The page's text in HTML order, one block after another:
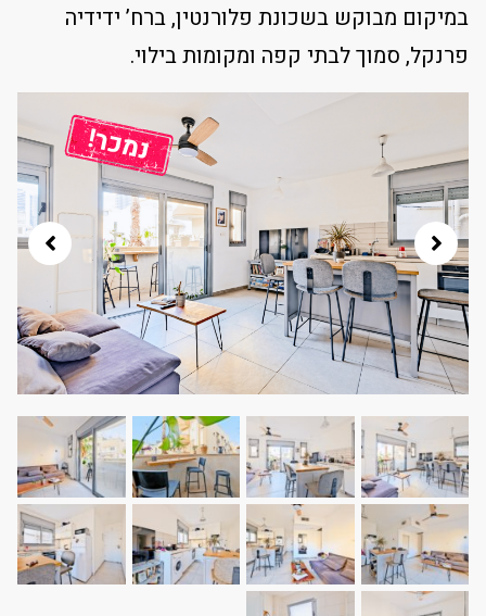
במיקום מבוקש בשכונת פלורנטין, ברח’ ידידיה
פרנקל, סמוך לבתי קפה ומקומות בילוי.